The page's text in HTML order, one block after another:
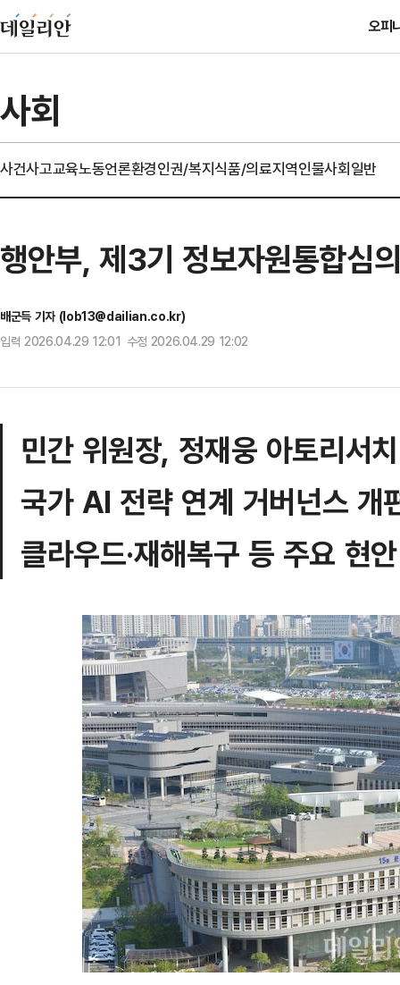
오피
사회
사건사고교육노동언론환경인권/복지식품/의료지역인물사회일반
행안부, 제3기 정보자원통합심
배군득 기자 (lob13@dailian.co.kr)
입력 2026.04.29 12:01 수정 2026.04.29 12:02
민간 위원장, 정재웅 아토리서
국가 AI 전략 연계 거버넌스 개
클라우드·재해복구 등 주요 현